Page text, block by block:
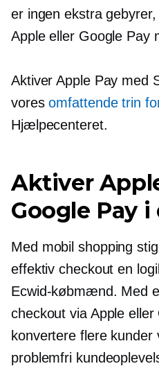
er ingen ekstra
Apple eller Google Pay
Aktiver Apple Pay med
voresomfattendetrin
Hjælpecenteret.
Aktiver
Google Pay i
Med mobil shopping
effektiv checkout en
Ecwid-købmænd. Med
checkout via Apple
konvertere flere kunder
problemfri